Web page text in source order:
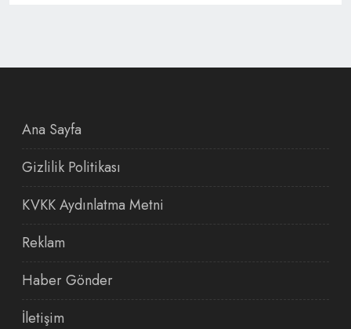
Ana Sayfa
Gizlilik Politikası
KVKK Aydınlatma Metni
Reklam
Haber Gönder
İletişim